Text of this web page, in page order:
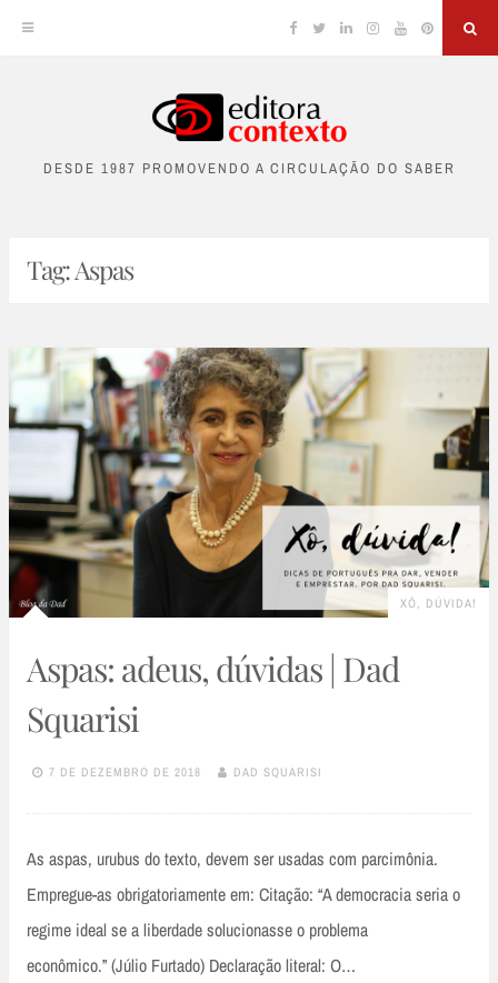
content
Facebook
TwitterLinkedinInstagram
YouTubePinterest
DESDE 1987 PROMOVENDO A CIRCULAÇÃO DO SABER
Tag:Aspas
XÔ, DÚVIDA!
Aspas: adeus, dúvidas | Dad
Squarisi
7 DE DEZEMBRO DE 2018 DAD SQUARISI
As aspas, urubus do texto, devem ser usadas com parcimônia.
Empregue-as obrigatoriamente em: Citação: “A democracia seria o
regime ideal se a liberdade solucionasse o problema
econômico.” (Júlio Furtado) Declaração literal: O…